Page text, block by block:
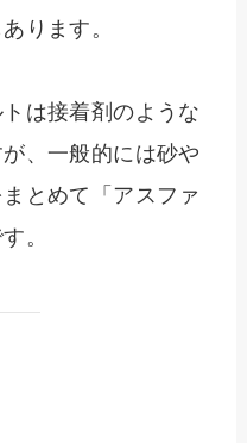
ります。
は接着剤のような
、一般的には砂や
とめて「アスファ
。